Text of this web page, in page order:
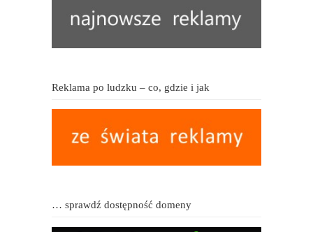
Reklama po ludzku – co, gdzie i jak
… sprawdź dostępność domeny